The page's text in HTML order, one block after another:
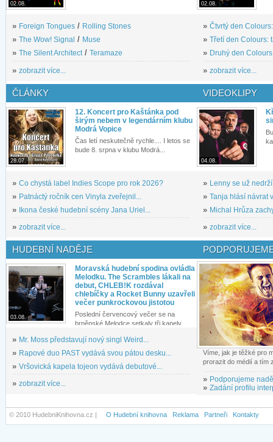
02.08.
» Foreign Tongues / Rolling Stones
» The Wow! Signal / Muse
» The Silent Architect/ Teramaze
» zobrazit více...
02.08.
» Čtvrtý den
» Třetí den Colours:
» Druhý den
» zobrazit více...
ČLÁNKY
28.07.
12. Koncert pro Kaštánka pod
širým nebem v legendárním klubu
Modrá Vopice
Čas letí neskutečně rychle.... I letos se
bude 8. srpna v klubu Modrá...
» Co chystá label Indies Scope pro rok 2026?
» Patnáctý ročník cen Vinyla zveřejnil...
» Ikona české hudební scény Jana Uriel...
» zobrazit více...
VIDEOKLIPY
04.08.
» Lenny se už
» Tanja hlásí návrat
» Michal Hrůza
» zobrazit více...
HUDEBNÍ NADĚJE
03.08.
Moravská hudební spodina ovládla
Melodku. The Scrambles lákali na
debut, CHLEB!K rozdával
chlebíčky a Rocket Bunny uzavřeli
večer punkrockovou jistotou
Poslední červencový večer se na
brněnské Melodce setkaly tři kapely...
» Mr. Moss představují nový singl Weird...
» Rapové duo PAST vydává svou pátou desku...
» Vršovická kapela tojeon vydává debutové...
» zobrazit více...
Víme, jak je těžké pro
prorazit do médií a tím
» Podporujeme
» Zadání profilu
© 2010 HudebniKnihovna.cz | O Hudební knihovna Reklama Partneři Kontakty